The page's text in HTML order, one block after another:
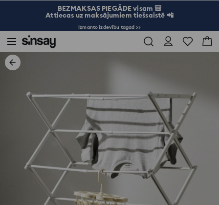
BEZMAKSAS PIEGĀDE visam 🎒
Attiecas uz maksājumiem tiešsaistē 📲
Izmanto izdevību tagad >>